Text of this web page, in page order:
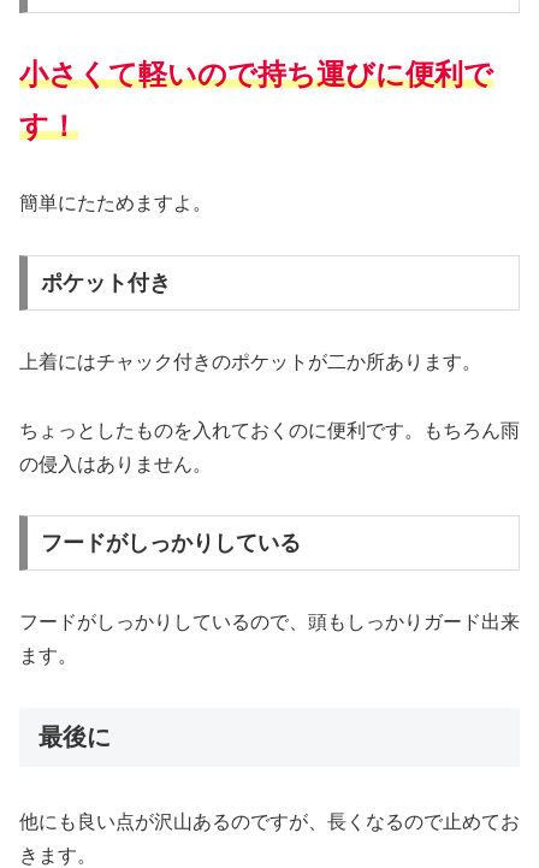
小さくて軽いので持ち運びに便利で
す！
簡単にたためますよ。
ポケット付き
上着にはチャック付きのポケットが二か所あります。
ちょっとしたものを入れておくのに便利です。もちろん雨
の侵入はありません。
フードがしっかりしている
フードがしっかりしているので、頭もしっかりガード出来
ます。
最後に
他にも良い点が沢山あるのですが、長くなるので止めてお
きます。